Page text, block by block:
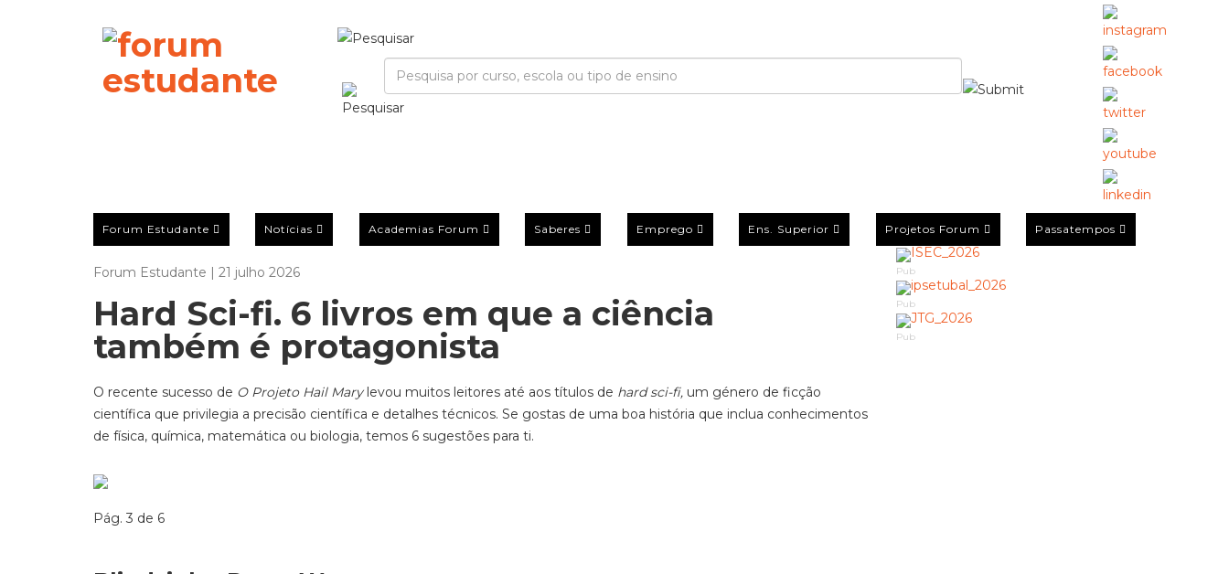
Forum Estudante Notícias Academias Forum Saberes Emprego Ens. Superior Projetos Forum Passatempos
Forum Estudante | 21 julho 2026
Hard Sci-fi. 6 livros em que a ciência
também é protagonista
O recente sucesso de O Projeto Hail Mary levou muitos leitores até aos títulos de hard sci-fi, um género de ficção
científica que privilegia a precisão científica e detalhes técnicos. Se gostas de uma boa história que inclua conhecimentos
de física, química, matemática ou biologia, temos 6 sugestões para ti.
Pág. 3 de 6
Pub
Pub
Pub